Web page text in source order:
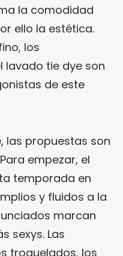
la comodidad
ello la estética.
los
lavado tie dye son
de este
las propuestas son
empezar, el
temporada en
y fluidos a la
marcan
sexys. Las
troquelados, los